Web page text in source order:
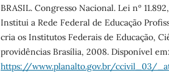
BRASIL. Congresso Nacional. Lei nº
Institui a Rede Federal de Educação
cria os Institutos Federais de Educação,
providências Brasília, 2008. Disponível em:
https://www.planalto.gov.br/ccivil_03/